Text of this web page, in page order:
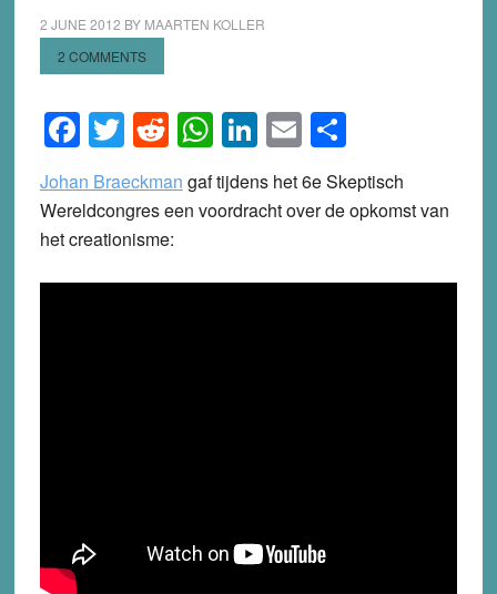
2 JUNE 2012 BY MAARTEN KOLLER
2 COMMENTS
Facebook
Twitter
Reddit
WhatsApp
LinkedIn
EmailShare
Johan Braeckman gaf tijdens het 6e Skeptisch
Wereldcongres een voordracht over de opkomst van
het creationisme: